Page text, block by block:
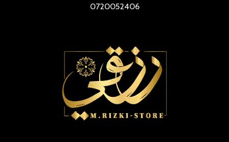
0720052406